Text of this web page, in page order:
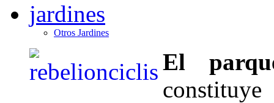
jardines
Otros Jardines
El